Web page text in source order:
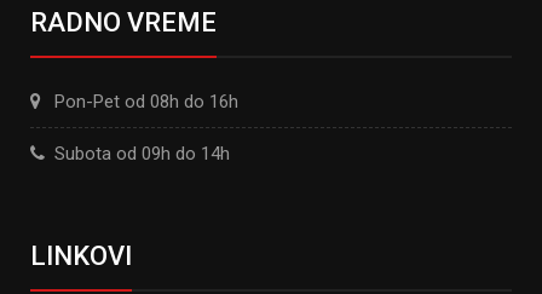
RADNO VREME
Pon-Pet od 08h do 16h
Subota od 09h do 14h
LINKOVI